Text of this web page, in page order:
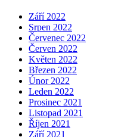
Září 2022
Srpen 2022
Červenec 2022
Červen 2022
Květen 2022
Březen 2022
Únor 2022
Leden 2022
Prosinec 2021
Listopad 2021
Říjen 2021
Září 2021